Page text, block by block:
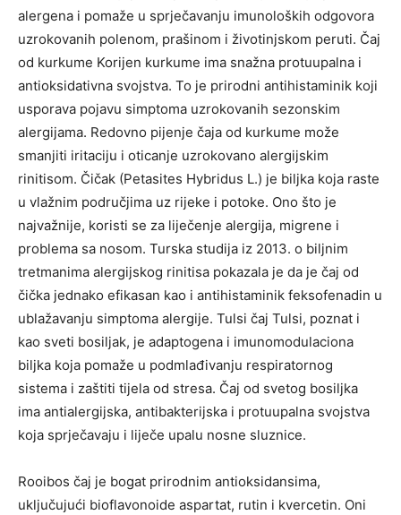
alergena i pomaže u sprječavanju imunoloških odgovora
uzrokovanih polenom, prašinom i životinjskom peruti. Čaj
od kurkume Korijen kurkume ima snažna protuupalna i
antioksidativna svojstva. To je prirodni antihistaminik koji
usporava pojavu simptoma uzrokovanih sezonskim
alergijama. Redovno pijenje čaja od kurkume može
smanjiti iritaciju i oticanje uzrokovano alergijskim
rinitisom. Čičak (Petasites Hybridus L.) je biljka koja raste
u vlažnim područjima uz rijeke i potoke. Ono što je
najvažnije, koristi se za liječenje alergija, migrene i
problema sa nosom. Turska studija iz 2013. o biljnim
tretmanima alergijskog rinitisa pokazala je da je čaj od
čička jednako efikasan kao i antihistaminik feksofenadin u
ublažavanju simptoma alergije. Tulsi čaj Tulsi, poznat i
kao sveti bosiljak, je adaptogena i imunomodulaciona
biljka koja pomaže u podmlađivanju respiratornog
sistema i zaštiti tijela od stresa. Čaj od svetog bosiljka
ima antialergijska, antibakterijska i protuupalna svojstva
koja sprječavaju i liječe upalu nosne sluznice.
Rooibos čaj je bogat prirodnim antioksidansima,
uključujući bioflavonoide aspartat, rutin i kvercetin. Oni